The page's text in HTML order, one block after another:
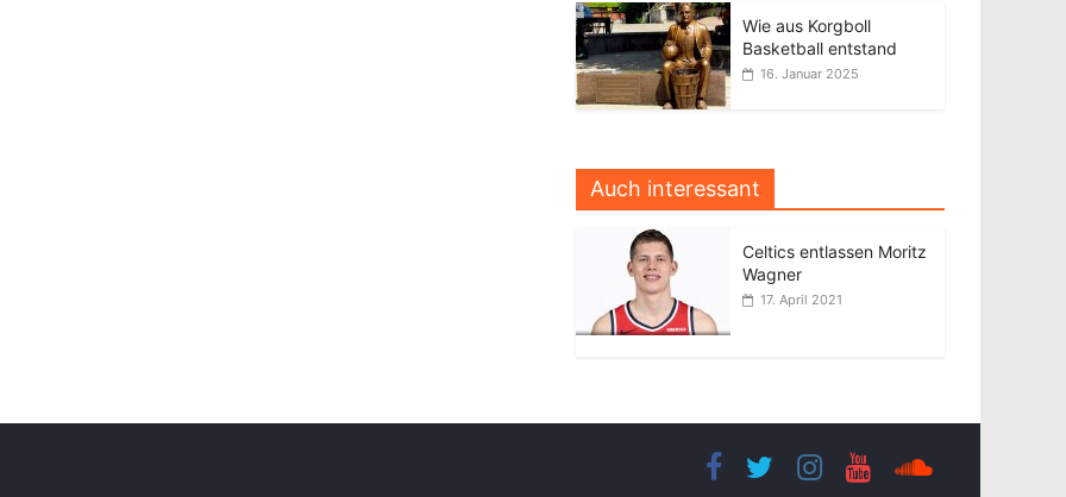
Wie aus Korgboll
Basketball entstand
16. Januar 2025
Auch interessant
Celtics entlassen Moritz
Wagner
17. April 2021